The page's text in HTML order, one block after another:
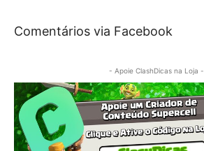
Comentários via Facebook
- Apoie ClashDicas na Loja -